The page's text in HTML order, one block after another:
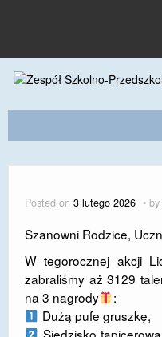
DLA RODZICÓW I
DLA PRACOWNIKÓW
GALERIA
Posted on 3 lutego 2026 by
Szanowni Rodzice,
W tegorocznej akcji
zabraliśmy aż 3129
na 3 nagrody
:
Dużą pufe gruszkę,